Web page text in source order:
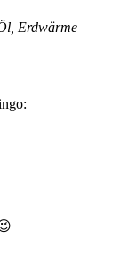
Erdwärme